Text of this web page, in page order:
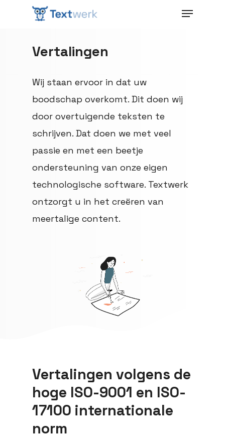
Vertalingen
Wij staan ervoor in dat uw
boodschap overkomt. Dit doen wij
door overtuigende teksten te
schrijven. Dat doen we met veel
passie en met een beetje
ondersteuning van onze eigen
technologische software. Textwerk
ontzorgt u in het creëren van
meertalige content.
Vertalingen volgens de
hoge ISO-9001 en ISO-
17100 internationale
norm